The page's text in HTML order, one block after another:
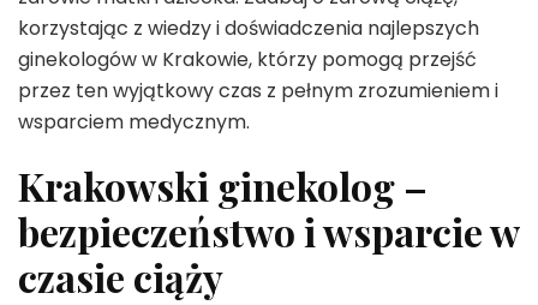
korzystając z wiedzy i doświadczenia najlepszych
ginekologów w Krakowie, którzy pomogą przejść
przez ten wyjątkowy czas z pełnym zrozumieniem i
wsparciem medycznym.
Krakowski ginekolog –
bezpieczeństwo i wsparcie w
czasie ciąży